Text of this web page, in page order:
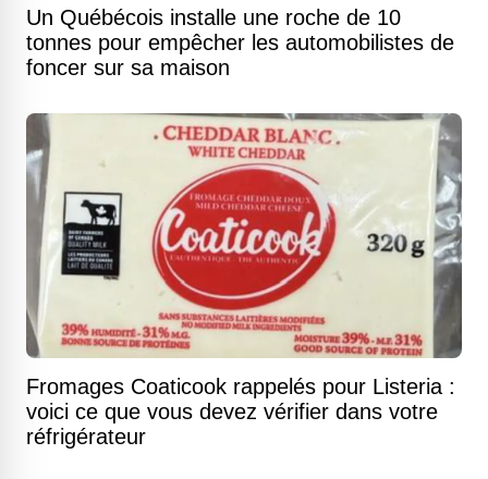
Un Québécois installe une roche de 10
tonnes pour empêcher les automobilistes de
foncer sur sa maison
Fromages Coaticook rappelés pour Listeria :
voici ce que vous devez vérifier dans votre
réfrigérateur